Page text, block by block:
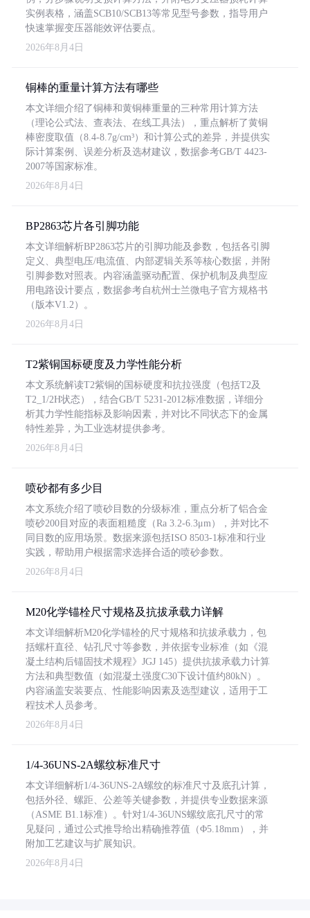
实例表格，涵盖SCB10/SCB13等常见型号参数，指导用户
快速掌握变压器能效评估要点。
2026年8月4日
铜棒的重量计算方法有哪些
本文详细介绍了铜棒和黄铜棒重量的三种常用计算方法
（理论公式法、查表法、在线工具法），重点解析了黄铜
棒密度取值（8.4-8.7g/cm³）和计算公式的差异，并提供实
际计算案例、误差分析及选材建议，数据参考GB/T 4423-
2007等国家标准。
2026年8月4日
BP2863芯片各引脚功能
本文详细解析BP2863芯片的引脚功能及参数，包括各引脚
定义、典型电压/电流值、内部逻辑关系等核心数据，并附
引脚参数对照表。内容涵盖驱动配置、保护机制及典型应
用电路设计要点，数据参考自杭州士兰微电子官方规格书
（版本V1.2）。
2026年8月4日
T2紫铜国标硬度及力学性能分析
本文系统解读T2紫铜的国标硬度和抗拉强度（包括T2及
T2_1/2H状态），结合GB/T 5231-2012标准数据，详细分
析其力学性能指标及影响因素，并对比不同状态下的金属
特性差异，为工业选材提供参考。
2026年8月4日
喷砂都有多少目
本文系统介绍了喷砂目数的分级标准，重点分析了铝合金
喷砂200目对应的表面粗糙度（Ra 3.2-6.3μm），并对比不
同目数的应用场景。数据来源包括ISO 8503-1标准和行业
实践，帮助用户根据需求选择合适的喷砂参数。
2026年8月4日
M20化学锚栓尺寸规格及抗拔承载力详解
本文详细解析M20化学锚栓的尺寸规格和抗拔承载力，包
括螺杆直径、钻孔尺寸等参数，并依据专业标准（如《混
凝土结构后锚固技术规程》JGJ 145）提供抗拔承载力计算
方法和典型数值（如混凝土强度C30下设计值约80kN）。
内容涵盖安装要点、性能影响因素及选型建议，适用于工
程技术人员参考。
2026年8月4日
1/4-36UNS-2A螺纹标准尺寸
本文详细解析1/4-36UNS-2A螺纹的标准尺寸及底孔计算，
包括外径、螺距、公差等关键参数，并提供专业数据来源
（ASME B1.1标准）。针对1/4-36UNS螺纹底孔尺寸的常
见疑问，通过公式推导给出精确推荐值（Φ5.18mm），并
附加工艺建议与扩展知识。
2026年8月4日